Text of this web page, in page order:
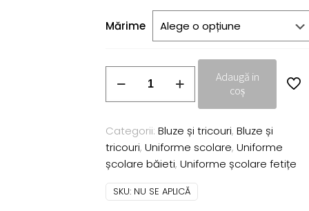
Mărime
scoala
Adaugă in
coș
Categorii: Bluze și tricouri, Bluze și
tricouri, Uniforme scolare, Uniforme
școlare băieti, Uniforme școlare fetițe
SKU: NU SE APLICĂ